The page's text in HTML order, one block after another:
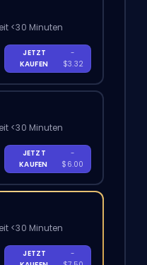
<30 Minuten
JETZT
KAUFEN
-
$3.32
<30 Minuten
JETZT
KAUFEN
-
$6.00
<30 Minuten
JETZT
-